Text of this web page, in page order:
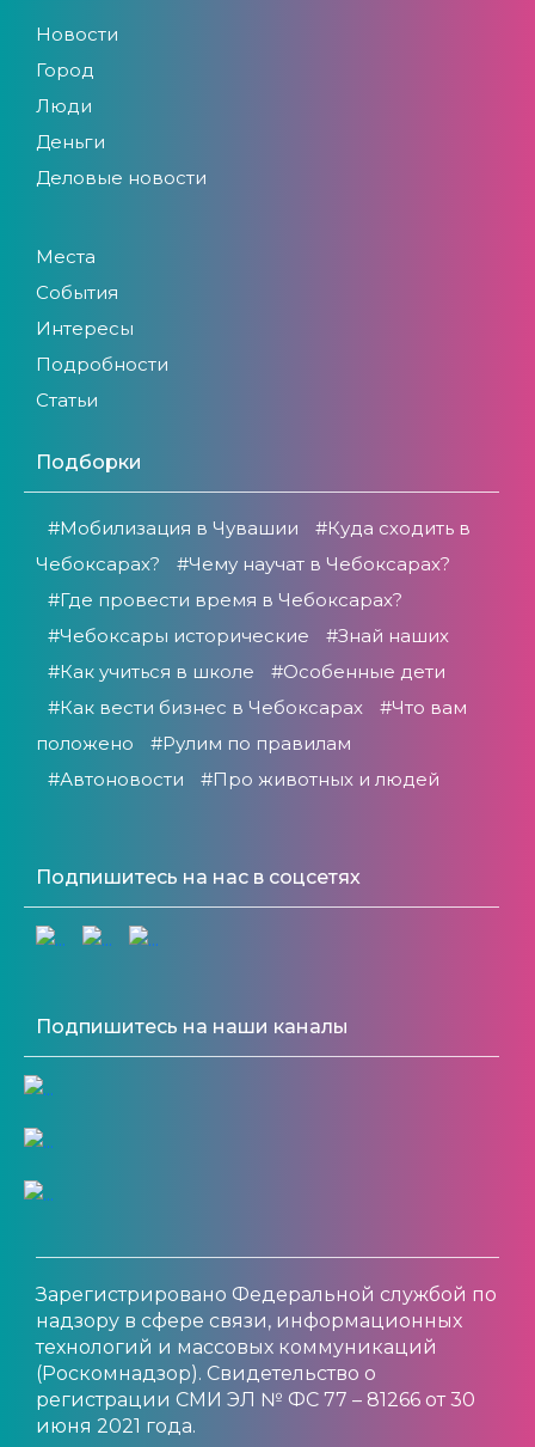
Новости
Город
Люди
Деньги
Деловые новости
Места
События
Интересы
Подробности
Статьи
Подборки
#Мобилизация в Чувашии
#Куда сходить в
Чебоксарах?
#Чему научат в Чебоксарах?
#Где провести время в Чебоксарах?
#Чебоксары исторические
#Знай наших
#Как учиться в школе
#Особенные дети
#Как вести бизнес в Чебоксарах
#Что вам
положено
#Рулим по правилам
#Автоновости
#Про животных и людей
Подпишитесь на нас в соцсетях
Подпишитесь на наши каналы
Зарегистрировано Федеральной службой по
надзору в сфере связи, информационных
технологий и массовых коммуникаций
(Роскомнадзор). Свидетельство о
регистрации СМИ ЭЛ № ФС 77 – 81266 от 30
июня 2021 года.